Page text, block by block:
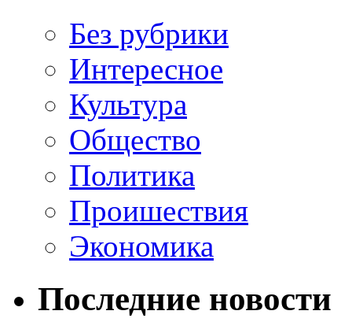
Без рубрики
Интересное
Культура
Общество
Политика
Проишествия
Экономика
Последние новости